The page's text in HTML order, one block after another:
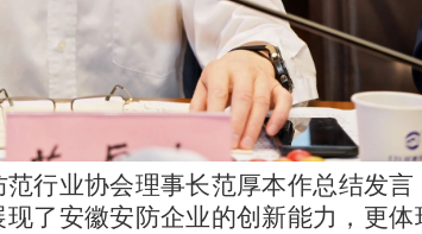
行业协会理事长范厚本作总结发
了安徽安防企业的创新能力，更体